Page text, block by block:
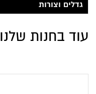
גדלים וצורות
עוד בחנות שלנו